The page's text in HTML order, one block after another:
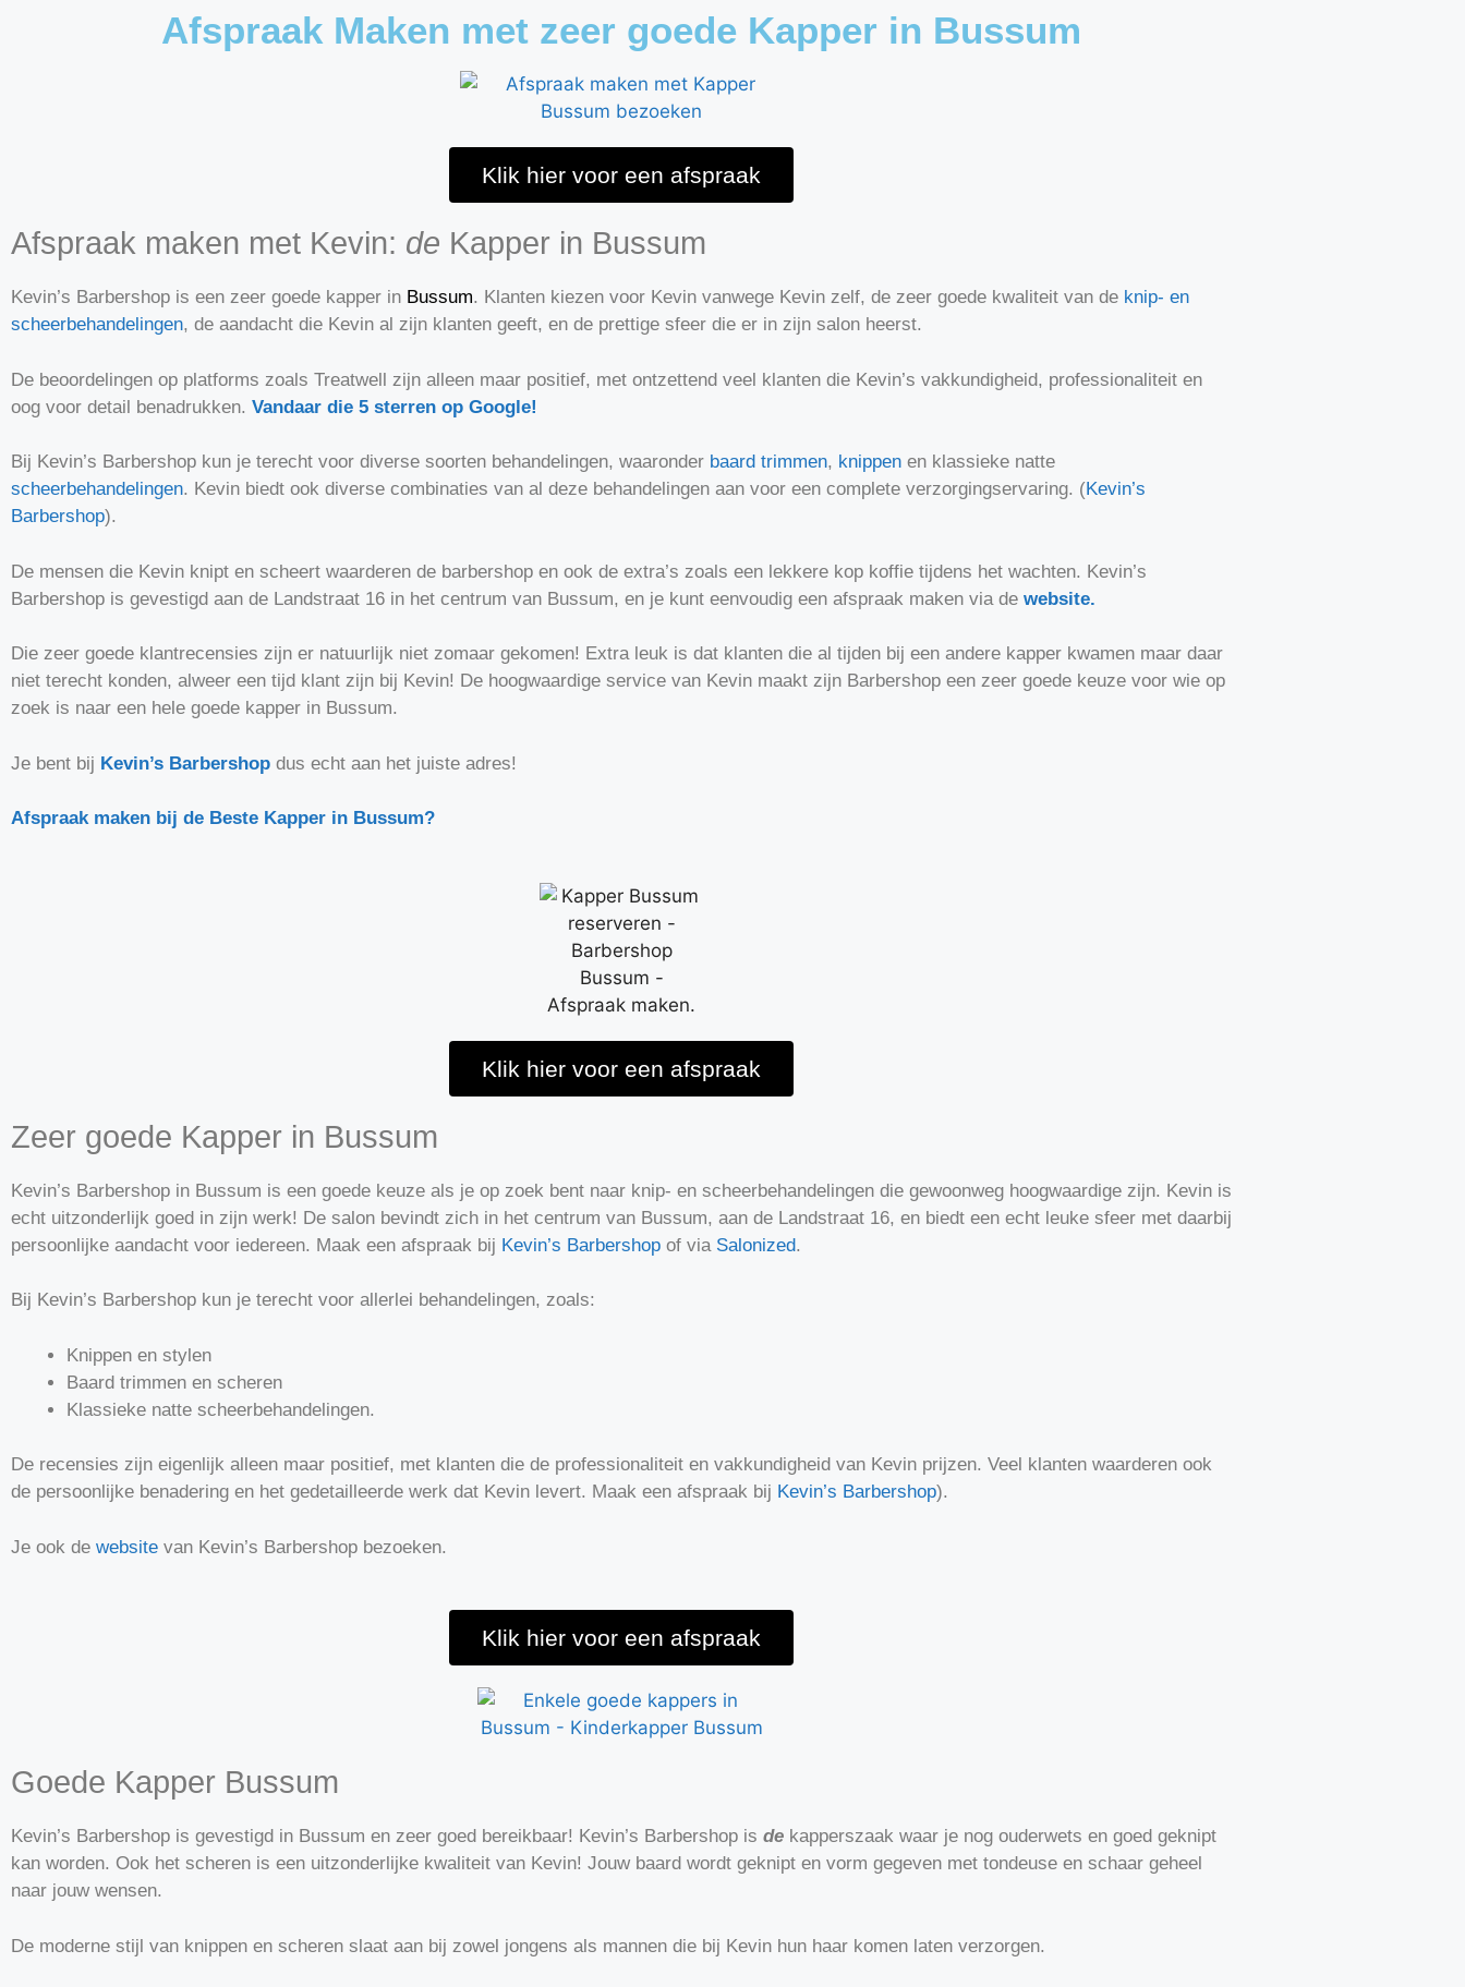
Afspraak Maken met zeer goede Kapper in Bussum
Klik hier voor een afspraak
Afspraak maken met Kevin: de Kapper in Bussum
Kevin’s Barbershop is een zeer goede kapper in Bussum. Klanten kiezen voor Kevin vanwege Kevin zelf, de zeer goede kwaliteit van de knip- en
scheerbehandelingen, de aandacht die Kevin al zijn klanten geeft, en de prettige sfeer die er in zijn salon heerst.
De beoordelingen op platforms zoals Treatwell zijn alleen maar positief, met ontzettend veel klanten die Kevin’s vakkundigheid, professionaliteit en
oog voor detail benadrukken​. Vandaar die 5 sterren op Google!
Bij Kevin’s Barbershop kun je terecht voor diverse soorten behandelingen, waaronder baard trimmen, knippen en klassieke natte
scheerbehandelingen. Kevin biedt ook diverse combinaties van al deze behandelingen aan voor een complete verzorgingservaring​. (Kevin’s
Barbershop)​.
De mensen die Kevin knipt en scheert waarderen de barbershop en ook de extra’s zoals een lekkere kop koffie tijdens het wachten. Kevin’s
Barbershop is gevestigd aan de Landstraat 16 in het centrum van Bussum, en je kunt eenvoudig een afspraak maken via de website.
Die zeer goede klantrecensies zijn er natuurlijk niet zomaar gekomen! Extra leuk is dat klanten die al tijden bij een andere kapper kwamen maar daar
niet terecht konden, alweer een tijd klant zijn bij Kevin! De hoogwaardige service van Kevin maakt zijn Barbershop een zeer goede keuze voor wie op
zoek is naar een hele goede kapper in Bussum.
Je bent bij Kevin’s Barbershop dus echt aan het juiste adres!
Afspraak maken bij de Beste Kapper in Bussum?
Klik hier voor een afspraak
Zeer goede Kapper in Bussum
Kevin’s Barbershop in Bussum is een goede keuze als je op zoek bent naar knip- en scheerbehandelingen die gewoonweg hoogwaardige zijn. Kevin is
echt uitzonderlijk goed in zijn werk! De salon bevindt zich in het centrum van Bussum, aan de Landstraat 16, en biedt een echt leuke sfeer met daarbij
persoonlijke aandacht voor iedereen. Maak een afspraak bij Kevin’s Barbershop of via Salonized.
Bij Kevin’s Barbershop kun je terecht voor allerlei behandelingen, zoals:
Knippen en stylen
Baard trimmen en scheren
Klassieke natte scheerbehandelingen.
De recensies zijn eigenlijk alleen maar positief, met klanten die de professionaliteit en vakkundigheid van Kevin prijzen. Veel klanten waarderen ook
de persoonlijke benadering en het gedetailleerde werk dat Kevin levert. Maak een afspraak bij Kevin’s Barbershop).
Je ook de website van Kevin’s Barbershop bezoeken.
Klik hier voor een afspraak
Goede Kapper Bussum
Kevin’s Barbershop is gevestigd in Bussum en zeer goed bereikbaar! Kevin’s Barbershop is de kapperszaak waar je nog ouderwets en goed geknipt
kan worden. Ook het scheren is een uitzonderlijke kwaliteit van Kevin! Jouw baard wordt geknipt en vorm gegeven met tondeuse en schaar geheel
naar jouw wensen.
De moderne stijl van knippen en scheren slaat aan bij zowel jongens als mannen die bij Kevin hun haar komen laten verzorgen.